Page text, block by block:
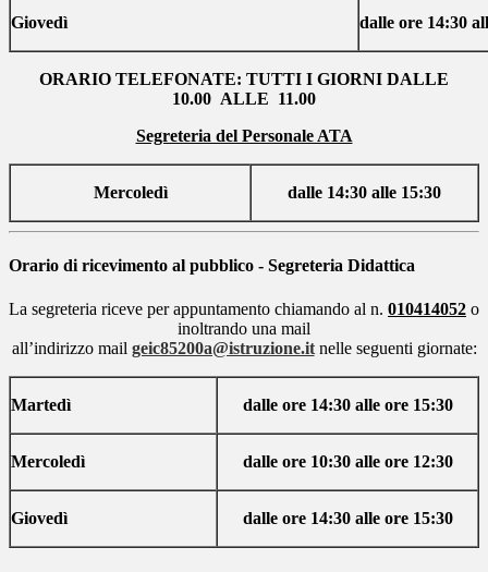
Giovedì dalle ore 14:30
ORARIO TELEFONATE: TUTTI I GIORNI DALLE
10.00 ALLE 11.00
Segreteria del Personale ATA
Mercoledì dalle 14:30 alle 15:30
Orario di ricevimento al pubblico - Segreteria Didattica
La segreteria riceve per appuntamento chiamando al n. 010414052 o
inoltrando una mail
all’indirizzo mail geic85200a@istruzione.it nelle seguenti giornate:
Martedì dalle ore 14:30 alle ore 15:30
Mercoledì dalle ore 10:30 alle ore 12:30
Giovedì dalle ore 14:30 alle ore 15:30